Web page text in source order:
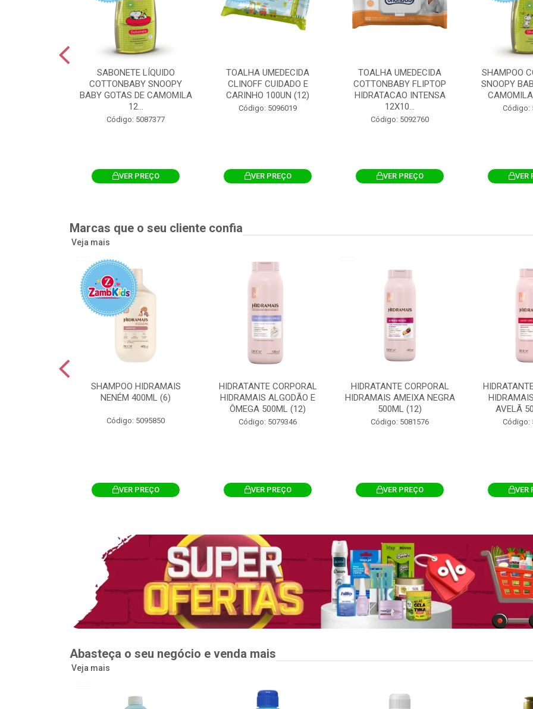
SABONETE LÍQUIDO
COTTONBABY SNOOPY
BABY GOTAS DE CAMOMILA
12...
Código: 5087377
VER PREÇO
TOALHA UMEDECIDA
CLINOFF CUIDADO E
CARINHO 100UN (12)
Código: 5096019
VER PREÇO
TOALHA UMEDECIDA
COTTONBABY FLIPTOP
HIDRATACAO INTENSA
12X10...
Código: 5092760
VER PREÇO
SHAMPOO
SNOOPY
Código:
VER
Marcas que o seu cliente confia
Veja mais
SHAMPOO HIDRAMAIS
NENÉM 400ML (6)
Código: 5095850
VER PREÇO
HIDRATANTE CORPORAL
HIDRAMAIS ALGODÃO E
ÔMEGA 500ML (12)
Código: 5079346
VER PREÇO
HIDRATANTE CORPORAL
HIDRAMAIS AMEIXA NEGRA
500ML (12)
Código: 5081576
VER PREÇO
AVELÃ
Código:
VER
Abasteça o seu negócio e venda mais
Veja mais